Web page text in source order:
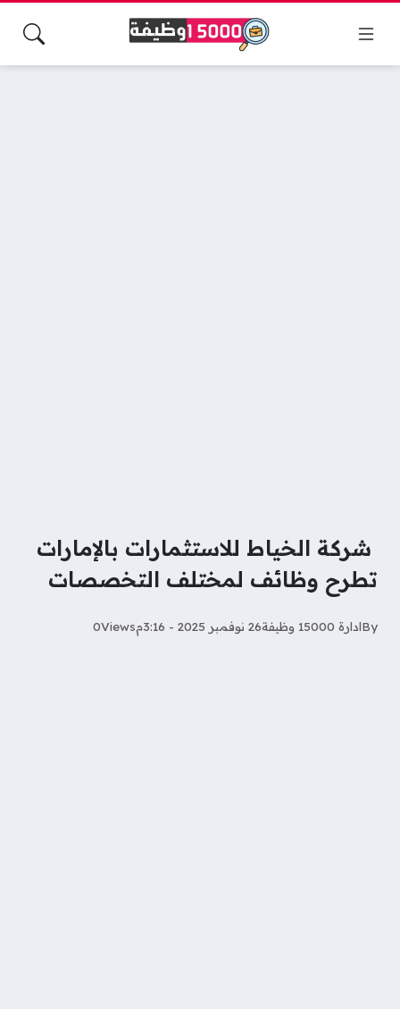
‏ شركة الخياط للاستثمارات بالإمارات
تطرح وظائف لمختلف التخصصات
Byادارة 15000 وظيفة 26 نوفمبر 2025 - 3:16م Views
0